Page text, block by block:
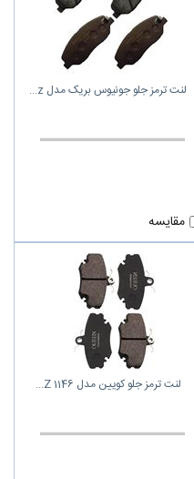
لنت ترمز جلو جونیوس بریک مدل z
مقایسه
لنت ترمز جلو کویین مدل Z 1146